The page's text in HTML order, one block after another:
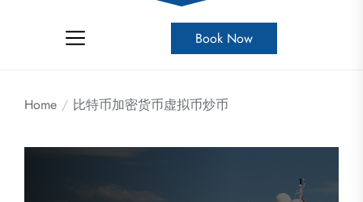
Book Now
Home 比特币加密货币虚拟币炒币